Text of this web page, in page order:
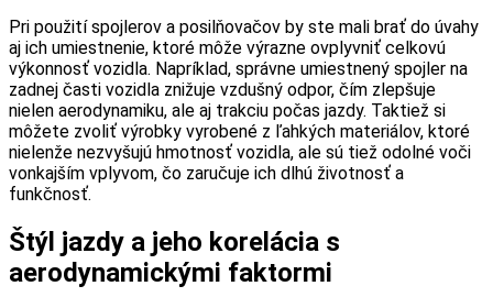
Pri použití spojlerov a posilňovačov by ste mali brať do úvahy
aj ich umiestnenie, ktoré môže výrazne ovplyvniť celkovú
výkonnosť vozidla. Napríklad, správne umiestnený spojler na
zadnej časti vozidla znižuje vzdušný odpor, čím zlepšuje
nielen aerodynamiku, ale aj trakciu počas jazdy. Taktiež si
môžete zvoliť výrobky vyrobené z ľahkých materiálov, ktoré
nielenže nezvyšujú hmotnosť vozidla, ale sú tiež odolné voči
vonkajším vplyvom, čo zaručuje ich dlhú životnosť a
funkčnosť.
Štýl jazdy a jeho korelácia s
aerodynamickými faktormi